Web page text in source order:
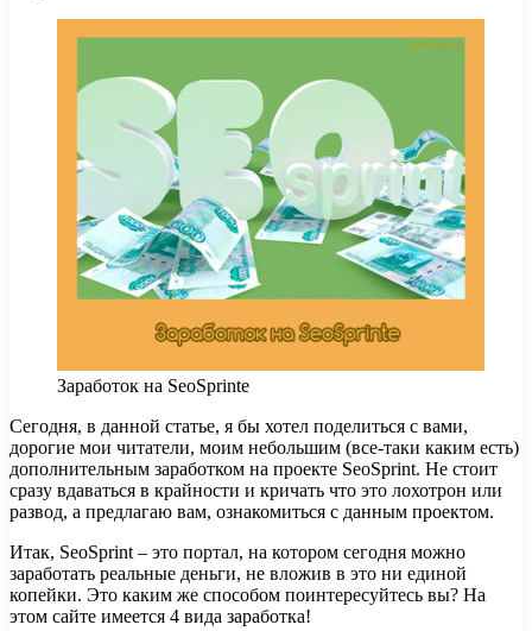
Заработок на SeoSprinte
Сегодня, в данной статье, я бы хотел поделиться с вами,
дорогие мои читатели, моим небольшим (все-таки каким есть)
дополнительным заработком на проекте SeoSprint. Не стоит
сразу вдаваться в крайности и кричать что это лохотрон или
развод, а предлагаю вам, ознакомиться с данным проектом.
Итак, SeoSprint – это портал, на котором сегодня можно
заработать реальные деньги, не вложив в это ни единой
копейки. Это каким же способом поинтересуйтесь вы? На
этом сайте имеется 4 вида заработка!